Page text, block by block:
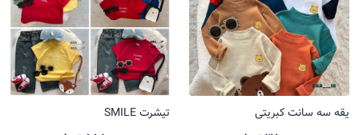
یقه سه سانت کبریتی
تیشرت SMILE